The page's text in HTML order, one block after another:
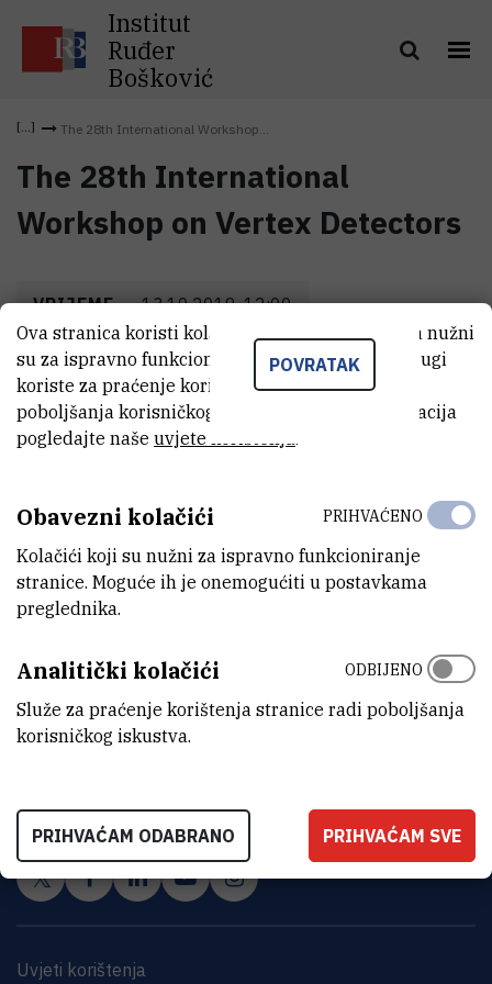
Institut
Ruđer
Bošković
The 28th International Workshop...
The 28th International
Workshop on Vertex Detectors
VRIJEME 13.10.2019. 12:00
INSTITUT RUĐER BOŠKOVIĆ
Uvjeti korištenja
POVRATAK
Ova stranica koristi kolačiće. Neki od tih kolačića nužni
su za ispravno funkcioniranje stranice, dok se drugi
koriste za praćenje korištenja stranice radi
poboljšanja korisničkog iskustva. Za više informacija
pogledajte naše uvjete korištenja.
Obavezni kolačići
Kolačići koji su nužni za ispravno funkcioniranje
stranice. Moguće ih je onemogućiti u postavkama
preglednika.
PRIHVAĆENO
Analitički kolačići
Služe za praćenje korištenja stranice radi poboljšanja
korisničkog iskustva.
ODBIJENO
PRIHVAĆAM ODABRANO PRIHVAĆAM SVE